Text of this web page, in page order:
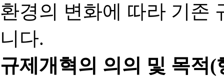
환경의 변화에 따라 기존
니다.
규제개혁의 의의 및 목적